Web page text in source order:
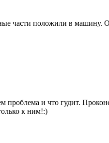
части положили в машину.
и что гудит.
к ним!:)